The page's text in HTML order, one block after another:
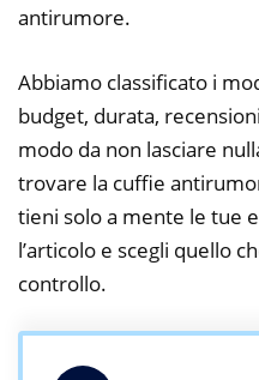
antirumore.
Abbiamo classificato i
budget, durata,
modo da non lasciare
trovare la cuffie
tieni solo a mente le tue
l’articolo e scegli quello
controllo.